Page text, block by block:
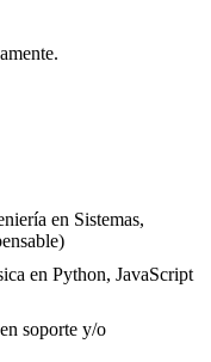
en Sistemas,
en Python, JavaScript
soporte y/o